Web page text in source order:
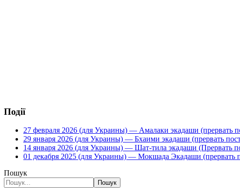
Події
27 февраля 2026 (для Украины) — Амалаки экадаши (прервать
29 января 2026 (для Украины) — Бхаими экадаши (прервать
14 января 2026 (для Украины) — Шат-тила экадаши (Прервать
01 декабря 2025 (для Украины) — Мокшада Экадаши (прервать
Пошук
Пошук